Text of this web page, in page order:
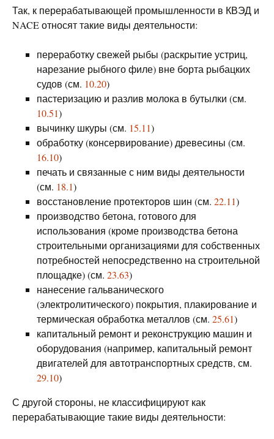
Так, к перерабатывающей промышленности в КВЭД и
NACE относят такие виды деятельности:
переработку свежей рыбы (раскрытие устриц,
нарезание рыбного филе) вне борта рыбацких
судов (см. 10.20)
пастеризацию и разлив молока в бутылки (см.
10.51)
вычинку шкуры (см. 15.11)
обработку (консервирование) древесины (см.
16.10)
печать и связанные с ним виды деятельности
(см. 18.1)
восстановление протекторов шин (см. 22.11)
производство бетона, готового для
использования (кроме производства бетона
строительными организациями для собственных
потребностей непосредственно на строительной
площадке) (см. 23.63)
нанесение гальванического
(электролитического) покрытия, плакирование и
термическая обработка металлов (см. 25.61)
капитальный ремонт и реконструкцию машин и
оборудования (например, капитальный ремонт
двигателей для автотранспортных средств, см.
29.10)
С другой стороны, не классифицируют как
перерабатывающие такие виды деятельности: